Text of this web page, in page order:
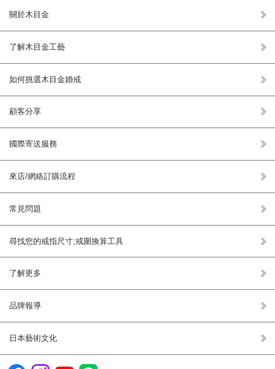
關於木目金
了解木目金工藝
如何挑選木目金婚戒
顧客分享
國際寄送服務
來店/網絡訂購流程
常見問題
尋找您的戒指尺寸;戒圍換算工具
了解更多
品牌報導
日本藝術文化